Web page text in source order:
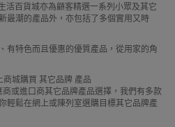
活百貨城亦為顧客精選一系列小眾及其它
最潮的產品外，亦包括了多個實用又時
有特色而且優惠的優質產品，從用家的角
城購買 其它品牌 產品
或進口商其它品牌產品選擇，我們有多款
輕鬆在網上或陳列室選購目標其它品牌產